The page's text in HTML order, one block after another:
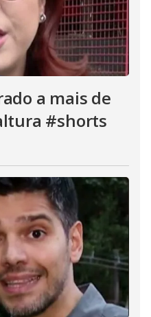
a mais de
#shorts